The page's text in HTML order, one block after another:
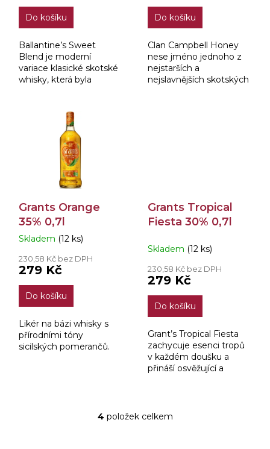
Do košíku
Ballantine’s Sweet
Blend je moderní
variace klasické skotské
whisky, která byla
milovníků jemnějších
chutí. Vyniká lehkým,
sladce laděným...
Do košíku
Clan Campbell Honey
nese jméno jednoho z
nejstarších a
nejslavnějších skotských
Grants Orange
35% 0,7l
Průměrné
produktu
je
2,8
5
hvězdiček.
Skladem (12 ks)
230,58 Kč bez DPH
279 Kč
Do košíku
Likér na bázi whisky s
přírodními tóny
sicilských pomerančů.
Grants Tropical
Fiesta 30% 0,7l
Skladem (12 ks)
230,58 Kč bez DPH
279 Kč
Do košíku
Grant’s Tropical Fiesta
zachycuje esenci tropů
v každém doušku a
přináší osvěžující a
ztělesňuje atmosféru...
O
4 položek celkem